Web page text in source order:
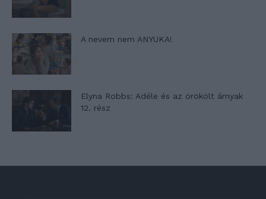
A nevem nem ANYUKA!
Elyna Robbs: Adéle és az örökölt árnyak
12. rész